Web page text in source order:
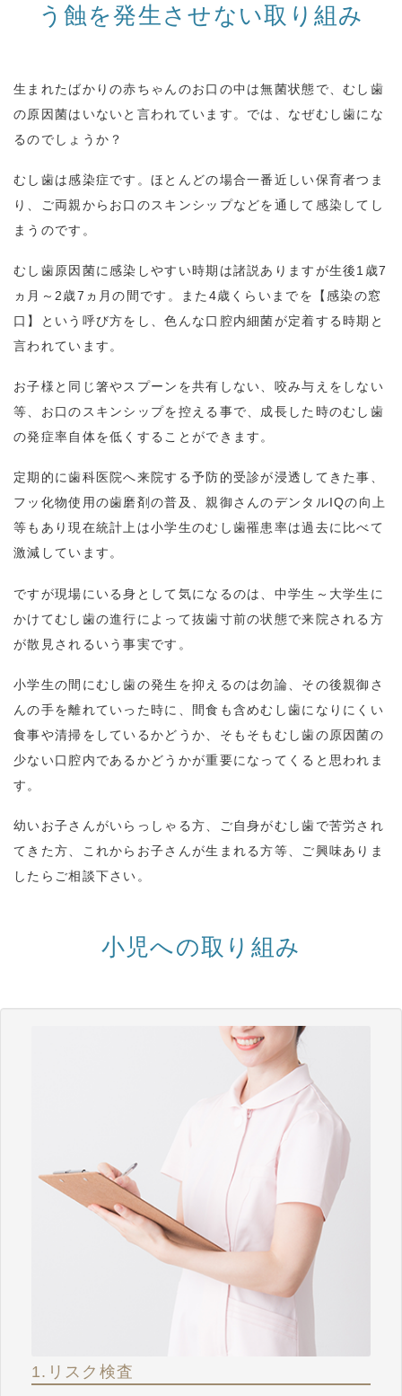
う蝕を発生させない取り組み
生まれたばかりの赤ちゃんのお口の中は無菌状態で、むし歯
の原因菌はいないと言われています。では、なぜむし歯にな
るのでしょうか？
むし歯は感染症です。ほとんどの場合一番近しい保育者つま
り、ご両親からお口のスキンシップなどを通して感染してし
まうのです。
むし歯原因菌に感染しやすい時期は諸説ありますが生後1歳7
ヵ月～2歳7ヵ月の間です。また4歳くらいまでを【感染の窓
口】という呼び方をし、色んな口腔内細菌が定着する時期と
言われています。
お子様と同じ箸やスプーンを共有しない、咬み与えをしない
等、お口のスキンシップを控える事で、成長した時のむし歯
の発症率自体を低くすることができます。
定期的に歯科医院へ来院する予防的受診が浸透してきた事、
フッ化物使用の歯磨剤の普及、親御さんのデンタルIQの向上
等もあり現在統計上は小学生のむし歯罹患率は過去に比べて
激減しています。
ですが現場にいる身として気になるのは、中学生～大学生に
かけてむし歯の進行によって抜歯寸前の状態で来院される方
が散見されるいう事実です。
小学生の間にむし歯の発生を抑えるのは勿論、その後親御さ
んの手を離れていった時に、間食も含めむし歯になりにくい
食事や清掃をしているかどうか、そもそもむし歯の原因菌の
少ない口腔内であるかどうかが重要になってくると思われま
す。
幼いお子さんがいらっしゃる方、ご自身がむし歯で苦労され
てきた方、これからお子さんが生まれる方等、ご興味ありま
したらご相談下さい。
小児への取り組み
1.リスク検査